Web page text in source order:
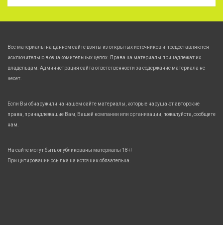
Все материалы на данном сайте взяты из открытых источников и предоставляются
исключительно в ознакомительных целях. Права на материалы принадлежат их
владельцам. Администрация сайта ответственности за содержание материала не
несет.
Если Вы обнаружили на нашем сайте материалы, которые нарушают авторские
права, принадлежащие Вам, Вашей компании или организации, пожалуйста, сообщите
нам.
На сайте могут быть опубликованы материалы 18+!
При цитировании ссылка на источник обязательна.